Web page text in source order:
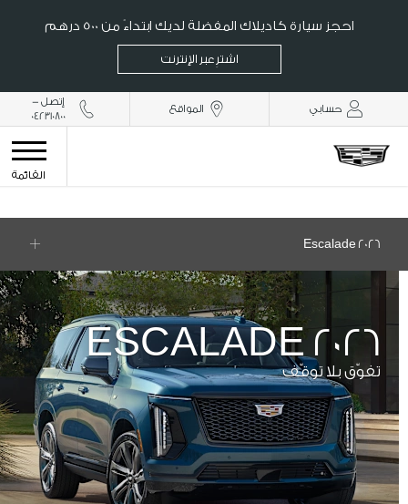
احجز سيارة كاديلاك المفضلة لديك ابتداءً من 500 درهم
اشترِ عبر الإنترنت
حسابي المواقع
إتصل -
042310800
القائمة
2026 Escalade
ESCALADE 2026
تفوّق بلا توقّف